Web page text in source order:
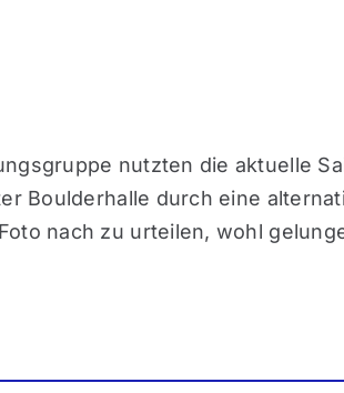
nutzten die aktuelle
Boulderhalle durch eine
nach zu urteilen, wohl